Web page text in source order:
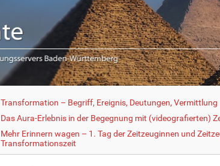
Transformation – Begriff, Ereignis, Deutungen, Vermittlung
Das Aura-Erlebnis in der Begegnung mit (videografierten)
Mehr Erinnern wagen – 1. Tag der Zeitzeuginnen und
Transformationszeit